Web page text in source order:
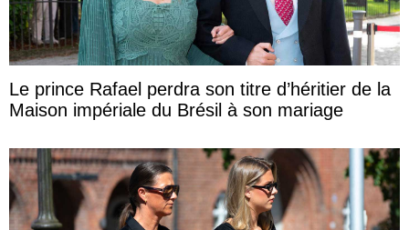
Le prince Rafael perdra son titre d’héritier de la
Maison impériale du Brésil à son mariage